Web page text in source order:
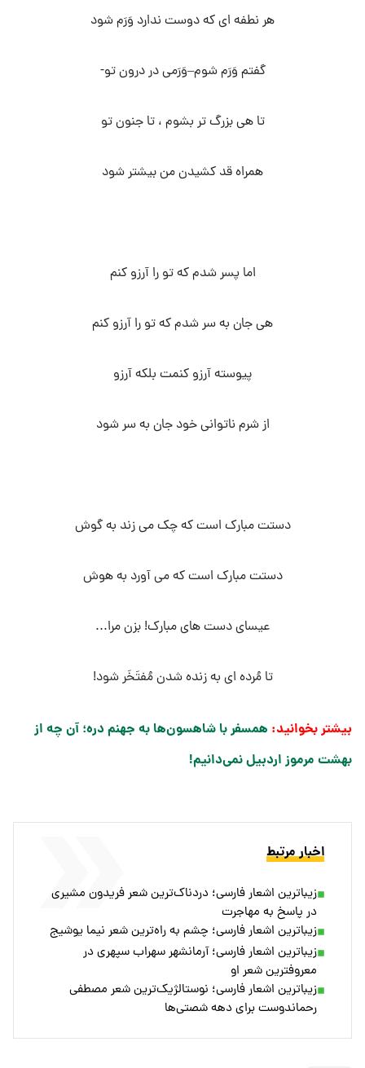
هر نطفه ای که دوست ندارد وَرَم شود
گفتم وَرَم شوم–وَرَمی در درون تو-
تا هی بزرگ تر بشوم ، تا جنون تو
همراه قد کشیدن من بیشتر شود
اما پسر شدم که تو را آرزو کنم
هی جان به سر شدم که تو را آرزو کنم
پیوسته آرزو کنمت بلکه آرزو
از شرم ناتوانی خود جان به سر شود
دستت مبارک است که چک می زند به گوش
دستت مبارک است که می آورد به هوش
عیسای دست های مبارک! بزن مرا...
تا مُرده ای به زنده شدن مُفتَخَر شود!
بیشتر بخوانید: همسفر با شاهسون‌ها به جهنم دره؛ آن چه از
بهشت مرموز اردبیل نمی‌دانیم!
اخبار مرتبط
زیباترین اشعار فارسی؛ دردناک‌ترین شعر فریدون مشیری
در پاسخ به مهاجرت
زیباترین اشعار فارسی؛ چشم به راه‌ترین شعر نیما یوشیج
زیباترین اشعار فارسی؛ آرمانشهر سهراب سپهری در
معروفترین شعر او
زیباترین اشعار فارسی؛ نوستالژیک‌ترین شعر مصطفی
رحماندوست برای دهه شصتی‌ها